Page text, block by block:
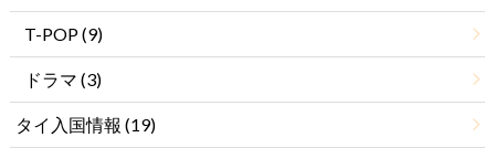
T-POP(9)
ドラマ (3)
タイ入国情報 (19)